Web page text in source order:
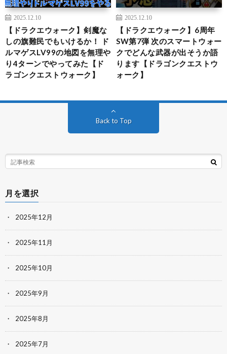
2025.12.10
【ドラクエウォーク】剣魔な
しの旗難民でもいけるか！ ド
ルマゲスLV99の地図を無理や
り4ターンでやってみた【ド
ラゴンクエストウォーク】
2025.12.10
【ドラクエウォーク】6周年
SW第7弾 次のスマートウォー
クでどんな武器が出そうか語
ります【ドラゴンクエストウ
ォーク】
Back to Top
月を選択
2025年12月
2025年11月
2025年10月
2025年9月
2025年8月
2025年7月